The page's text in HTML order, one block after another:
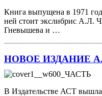
Книга выпущена в 1971
ней стоит экслибрис А.Л.
Гневышева и …
НОВОЕ ИЗДАНИЕ
В Издательстве АСТ вышла